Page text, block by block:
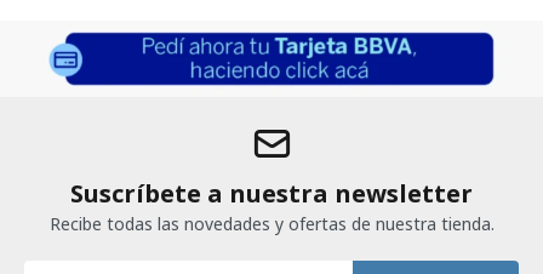
Suscríbete a nuestra newsletter
Recibe todas las novedades y ofertas de nuestra tienda.